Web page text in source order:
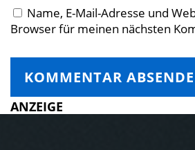
Name, E-Mail-Adresse und
Browser für meinen nächsten
ANZEIGE